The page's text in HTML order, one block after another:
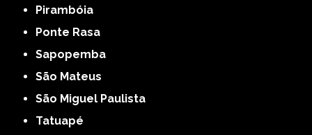
Pirambóia
Ponte Rasa
Sapopemba
São Mateus
São Miguel Paulista
Tatuapé